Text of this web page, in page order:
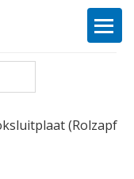
(Rolzapf